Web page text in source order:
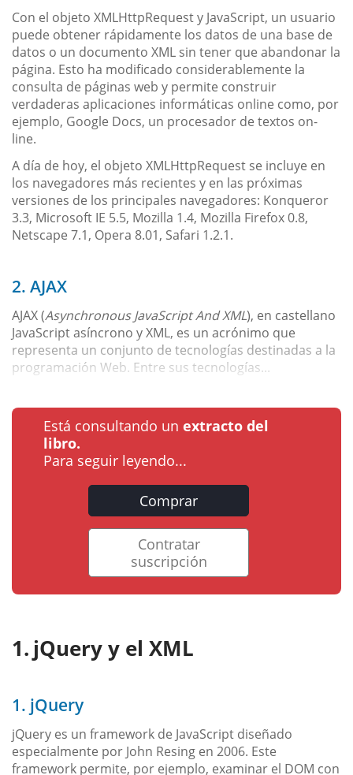
Con el objeto XMLHttpRequest y JavaScript, un usuario
puede obtener rápidamente los datos de una base de
datos o un documento XML sin tener que abandonar la
página. Esto ha modificado considerablemente la
consulta de páginas web y permite construir
verdaderas aplicaciones informáticas online como, por
ejemplo, Google Docs, un procesador de textos on-
line.
A día de hoy, el objeto XMLHttpRequest se incluye en
los navegadores más recientes y en las próximas
versiones de los principales navegadores: Konqueror
3.3, Microsoft IE 5.5, Mozilla 1.4, Mozilla Firefox 0.8,
Netscape 7.1, Opera 8.01, Safari 1.2.1.
2. AJAX
AJAX (Asynchronous JavaScript And XML), en castellano
JavaScript asíncrono y XML, es un acrónimo que
representa un conjunto de tecnologías destinadas a la
programación Web. Entre sus tecnologías...
Está consultando un extracto del
libro.
Para seguir leyendo...
Comprar
Contratar
suscripción
jQuery y el XML
1. jQuery
jQuery es un framework de JavaScript diseñado
especialmente por John Resing en 2006. Este
framework permite, por ejemplo, examinar el DOM con